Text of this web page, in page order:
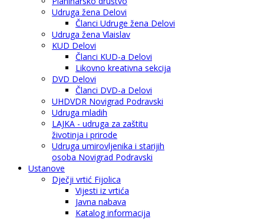
Udruga žena Delovi
Članci Udruge žena Delovi
Udruga žena Vlaislav
KUD Delovi
Članci KUD-a Delovi
Likovno kreativna sekcija
DVD Delovi
Članci DVD-a Delovi
UHDVDR Novigrad Podravski
Udruga mladih
LAJKA - udruga za zaštitu
životinja i prirode
Udruga umirovljenika i starijih
osoba Novigrad Podravski
Ustanove
Dječji vrtić Fijolica
Vijesti iz vrtića
Javna nabava
Katalog informacija